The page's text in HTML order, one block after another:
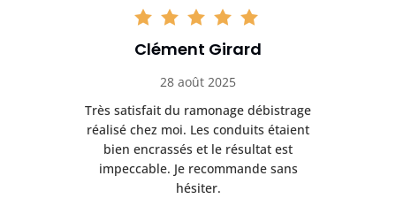
Clément Girard
28 août 2025
Très satisfait du ramonage débistrage
réalisé chez moi. Les conduits étaient
bien encrassés et le résultat est
impeccable. Je recommande sans
hésiter.